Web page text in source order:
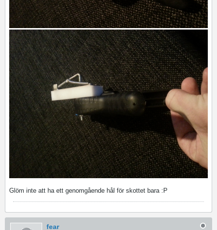
Glöm inte att ha ett genomgående hål för skottet bara :P
fear